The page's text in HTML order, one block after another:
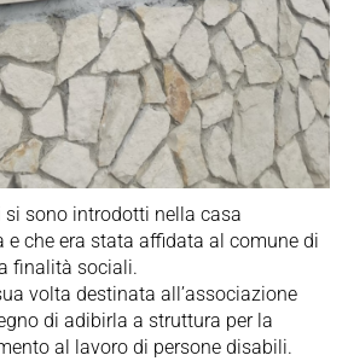
sono introdotti nella casa
che era stata affidata al comune di
finalità sociali.
volta destinata all’associazione
di adibirla a struttura per la
al lavoro di persone disabili.